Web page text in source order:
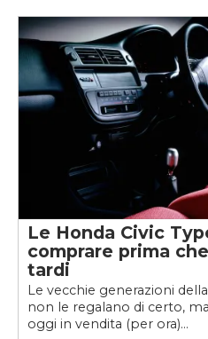
Le Honda Civic
comprare prima
tardi
Le vecchie generazioni
non le regalano di certo,
oggi in vendita (per ora)...